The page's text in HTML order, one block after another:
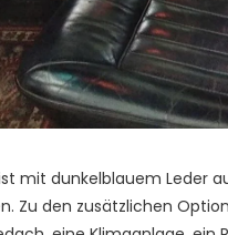
mit dunkelblauem Leder
Zu den zusätzlichen